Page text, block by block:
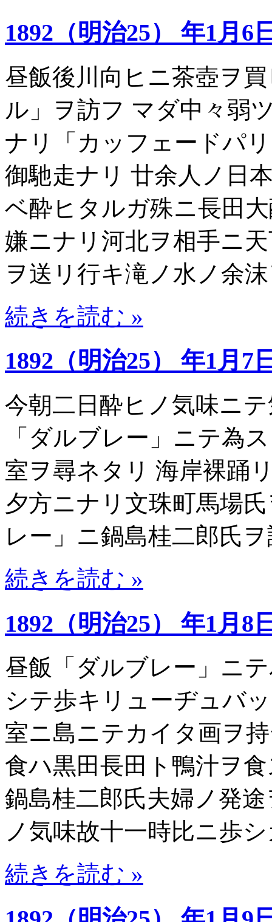
1892（明治25） 年1月6
昼飯後川向ヒニ茶壺ヲ
ル」ヲ訪フ マダ中々弱
ナリ「カッフェードパ
御馳走ナリ 廿余人ノ日
ベ酔ヒタルガ殊ニ長田
嫌ニナリ河北ヲ相手ニ
ヲ送リ行キ滝ノ水ノ余
続きを読む »
1892（明治25） 年1月7
今朝二日酔ヒノ気味ニ
「ダルブレー」ニテ為
室ヲ尋ネタリ 海岸裸踊
夕方ニナリ文珠町馬場
レー」ニ鍋島桂二郎氏
続きを読む »
1892（明治25） 年1月8
昼飯「ダルブレー」ニ
シテ歩キリューヂュバ
室ニ島ニテカイタ画ヲ
食ハ黒田長田ト鴨汁ヲ
鍋島桂二郎氏夫婦ノ発
ノ気味故十一時比ニ歩
続きを読む »